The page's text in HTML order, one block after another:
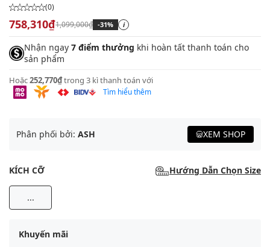
(0)
758,310₫1,099,000₫ -31% i
Nhận ngay 7 điểm thưởng khi hoàn tất thanh toán cho
sản phẩm
Hoặc252,770₫trong 3 kì thanh toán với
Tìm hiểu thêm
Phân phối bởi: ASH XEM SHOP
KÍCH CỠ Hướng Dẫn Chọn Size
...
Khuyến mãi